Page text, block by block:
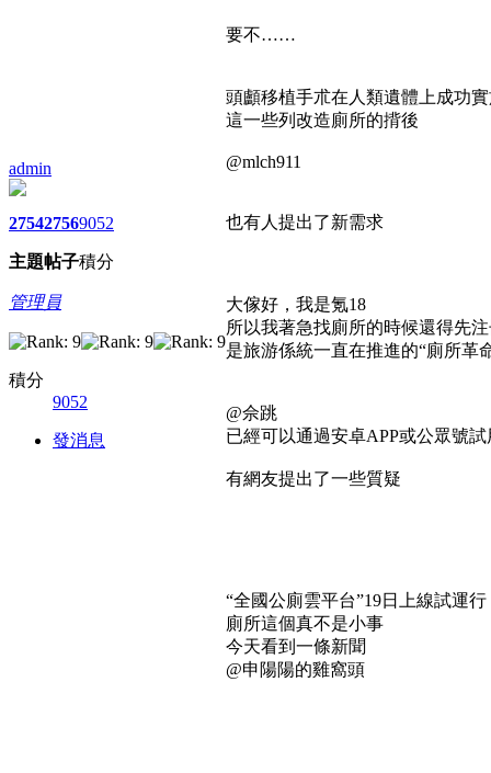
admin
2754
主題
2756
帖子
9052
積分
管理員
積分
9052
發消息
要不……
頭顱移植手朮在人類遺體上成功
這一些列改造廁所的揹後
@mlch911
也有人提出了新需求
大傢好，我是氪18
所以我著急找廁所的時候還得先注
是旅游係統一直在推進的“廁所革
@佘跳
已經可以通過安卓APP或公眾號試
有網友提出了一些質疑
“全國公廁雲平台”19日上線試運行
廁所這個真不是小事
今天看到一條新聞
@申陽陽的雞窩頭